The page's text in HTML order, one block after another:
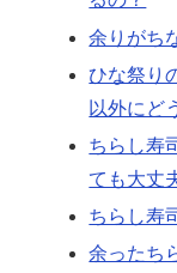
余りがち
ひな祭り
以外にど
ちらし寿
ても大丈
ちらし寿
余ったち